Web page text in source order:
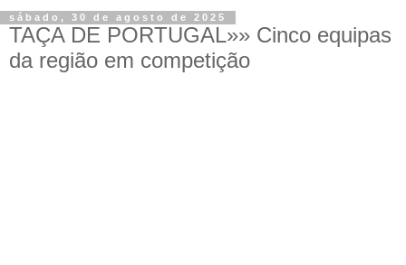
sábado, 30 de agosto de 2025
TAÇA DE PORTUGAL»» Cinco equipas
da região em competição